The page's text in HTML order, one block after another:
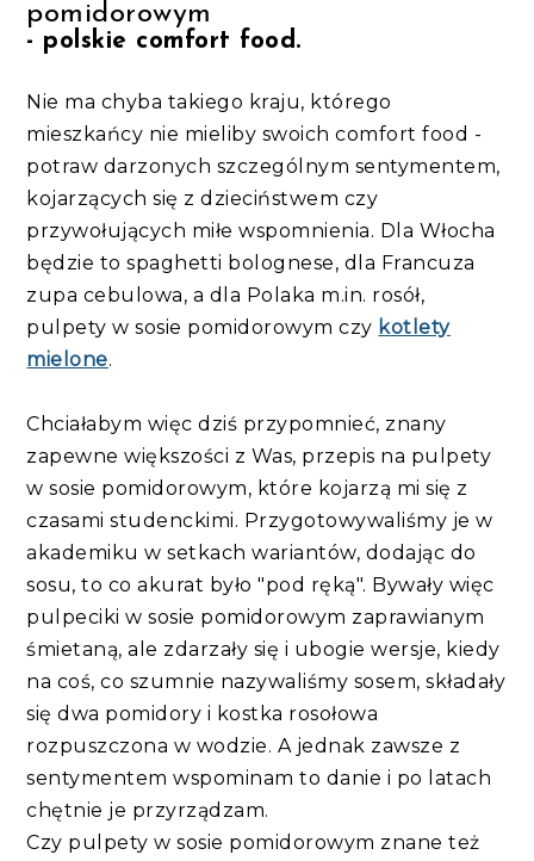
pomidorowym
- polskie comfort food.
Nie ma chyba takiego kraju, którego
mieszkańcy nie mieliby swoich comfort food -
potraw darzonych szczególnym sentymentem,
kojarzących się z dzieciństwem czy
przywołujących miłe wspomnienia. Dla Włocha
będzie to spaghetti bolognese, dla Francuza
zupa cebulowa, a dla Polaka m.in. rosół,
pulpety w sosie pomidorowym czy kotlety
mielone.
Chciałabym więc dziś przypomnieć, znany
zapewne większości z Was, przepis na pulpety
w sosie pomidorowym, które kojarzą mi się z
czasami studenckimi. Przygotowywaliśmy je w
akademiku w setkach wariantów, dodając do
sosu, to co akurat było "pod ręką". Bywały więc
pulpeciki w sosie pomidorowym zaprawianym
śmietaną, ale zdarzały się i ubogie wersje, kiedy
na coś, co szumnie nazywaliśmy sosem, składały
się dwa pomidory i kostka rosołowa
rozpuszczona w wodzie. A jednak zawsze z
sentymentem wspominam to danie i po latach
chętnie je przyrządzam.
Czy pulpety w sosie pomidorowym znane też